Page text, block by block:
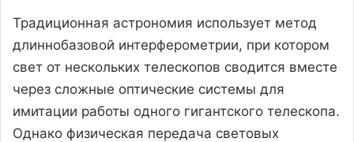
Традиционная астрономия использует метод
длиннобазовой интерферометрии, при котором
свет от нескольких телескопов сводится вместе
через сложные оптические системы для
имитации работы одного гигантского телескопа.
Однако физическая передача световых